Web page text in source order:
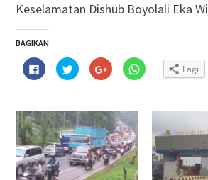
Keselamatan Dishub Boyolali Eka
BAGIKAN
Klik
untuk
membagikan
di
jendela
yang
baru)
Klik
untuk
berbagi
di
jendela
yang
baru)
Klik
untuk
berbagi
(Membuka
di
jendela
yang
baru)
Klik
untuk
yang
baru)
Lagi